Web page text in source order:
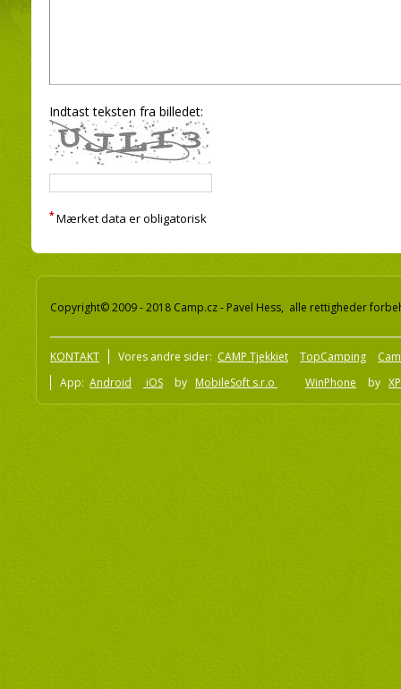
Indtast teksten fra billedet:
* Mærket data er obligatorisk
Copyright© 2009 - 2018 Camp.cz - Pavel Hess, alle rettigheder
KONTAKT Vores andre sider: CAMP Tjekkiet TopCamping
App: Android iOS by MobileSoft s.r.o WinPhone by